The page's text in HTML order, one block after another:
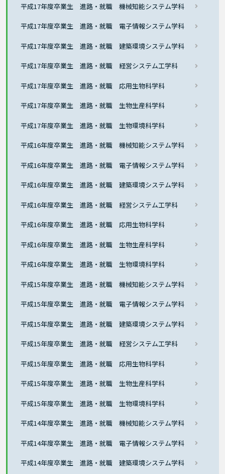
平成17年度卒業生 進路・就職 機械知能システム学科
平成17年度卒業生 進路・就職 電子情報システム学科
平成17年度卒業生 進路・就職 建築環境システム学科
平成17年度卒業生 進路・就職 経営システム工学科
平成17年度卒業生 進路・就職 応用生物科学科
平成17年度卒業生 進路・就職 生物生産科学科
平成17年度卒業生 進路・就職 生物環境科学科
平成16年度卒業生 進路・就職 機械知能システム学科
平成16年度卒業生 進路・就職 電子情報システム学科
平成16年度卒業生 進路・就職 建築環境システム学科
平成16年度卒業生 進路・就職 経営システム工学科
平成16年度卒業生 進路・就職 応用生物科学科
平成16年度卒業生 進路・就職 生物生産科学科
平成16年度卒業生 進路・就職 生物環境科学科
平成15年度卒業生 進路・就職 機械知能システム学科
平成15年度卒業生 進路・就職 電子情報システム学科
平成15年度卒業生 進路・就職 建築環境システム学科
平成15年度卒業生 進路・就職 経営システム工学科
平成15年度卒業生 進路・就職 応用生物科学科
平成15年度卒業生 進路・就職 生物生産科学科
平成15年度卒業生 進路・就職 生物環境科学科
平成14年度卒業生 進路・就職 機械知能システム学科
平成14年度卒業生 進路・就職 電子情報システム学科
平成14年度卒業生 進路・就職 建築環境システム学科